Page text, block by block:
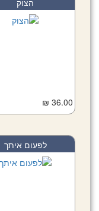
הצוק
36.00 ₪
לפעום איתך